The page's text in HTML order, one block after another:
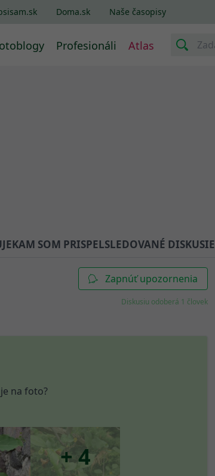
Doma.sk Naše časopisy
Profesionáli Atlas
KAM SOM PRISPELSLEDOVANÉ DISKUSIE
Zapnúť upozornenia
Diskusiu odoberá 1 človek
na foto?
+ 4